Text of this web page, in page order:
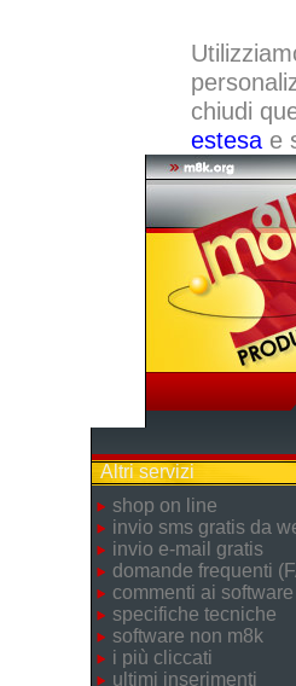
chiudi
estesae
Altri servizi
shop on line
invio sms gratis da
invio e-mail gratis
domande frequenti
commenti ai software
specifiche tecniche
software non m8k
i più cliccati
ultimi inserimenti